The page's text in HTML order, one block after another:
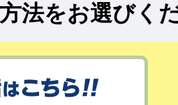
法をお選びくだ